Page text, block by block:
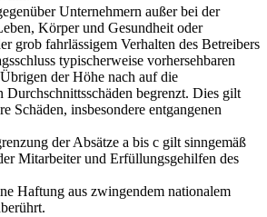
Unternehmern außer bei der
Körper und Gesundheit oder
grob fahrlässigem Verhalten des Betreibers
typischerweise vorhersehbaren
der Höhe nach auf die
Durchschnittsschäden begrenzt. Dies gilt
Schäden, insbesondere entgangenen
der Absätze a bis c gilt sinngemäß
Mitarbeiter und Erfüllungsgehilfen des
Haftung aus zwingendem nationalem